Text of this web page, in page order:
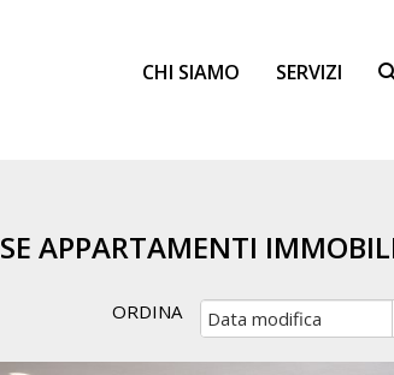
CHI SIAMO SERVIZI
APPARTAMENTI
ORDINA